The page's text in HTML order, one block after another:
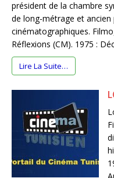
président de la chambre
de long-métrage et
cinématographiques.
Réflexions (CM). 1975 :
Lire La Suite…